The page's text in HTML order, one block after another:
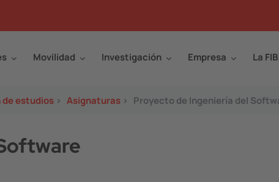
Movilidad Investigación Empresa La FIB
de estudios > Asignaturas > Proyecto de Ingeniería del